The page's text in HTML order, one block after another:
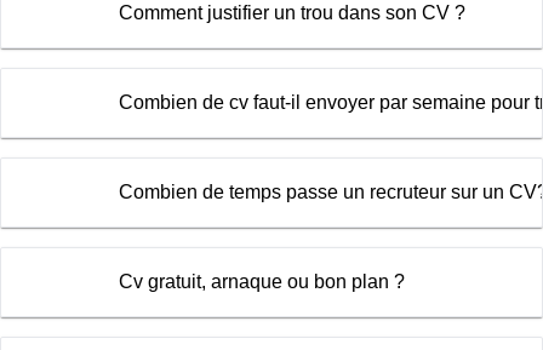
Comment justifier un trou dans son CV ?
Combien de cv faut-il envoyer par semaine pour
Combien de temps passe un recruteur sur un
Cv gratuit, arnaque ou bon plan ?